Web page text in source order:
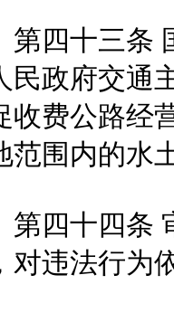
十三条 国
民政府交通
收费公路经
范围内的水
十四条 审
对违法行为